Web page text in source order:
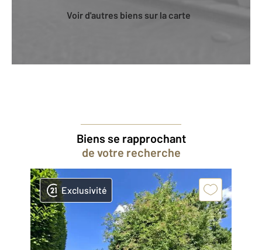
Voir d'autres biens sur la carte
Biens se rapprochant
de votre recherche
Exclusivité